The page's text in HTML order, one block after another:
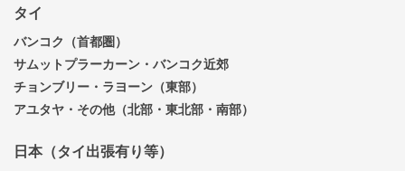
タイ
バンコク（首都圏）
サムットプラーカーン・バンコク近郊
チョンブリー・ラヨーン（東部）
アユタヤ・その他（北部・東北部・南部）
日本（タイ出張有り等）